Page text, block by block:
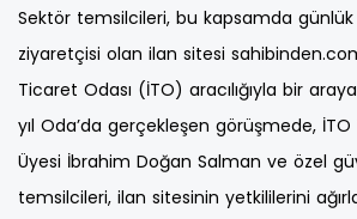
Sektör temsilcileri, bu kapsamda
ziyaretçisi olan ilan sitesi
Ticaret Odası (İTO) aracılığıyla bir
yıl Oda’da gerçekleşen görüşmede,
Üyesi İbrahim Doğan Salman ve özel
temsilcileri, ilan sitesinin yetkililerini